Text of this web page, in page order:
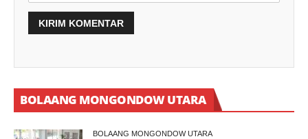
BOLAANG MONGONDOW UTARA
BOLAANG MONGONDOW UTARA